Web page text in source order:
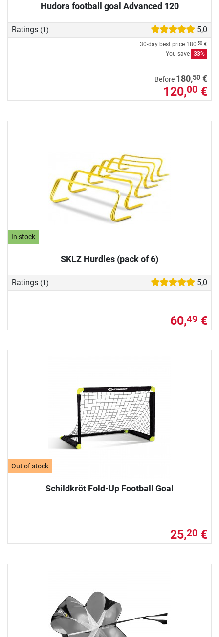
Hudora football goal Advanced 120
Ratings (1) 5,0
30-day best price 180,50 €
You save 33%
Before 180,50 €
120,00 €
In stock
SKLZ Hurdles (pack of 6)
Ratings (1) 5,0
60,49 €
Out of stock
Schildkröt Fold-Up Football Goal
25,20 €